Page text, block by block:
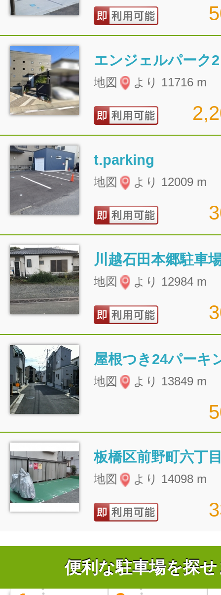
エンジェルパーク2
地図 より 11716 m
t.parking
地図 より 12009 m
川越石田本郷駐車
地図 より 12984 m
屋根つき24パーキ
地図 より 13849 m
地図 より 14098 m
便利な駐車場を探